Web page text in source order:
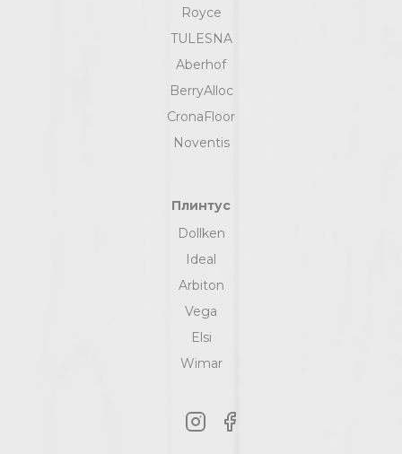
Royce
TULESNA
Aberhof
BerryAlloc
CronaFloor
Noventis
Плинтус
Dollken
Ideal
Arbiton
Vega
Elsi
Wimar